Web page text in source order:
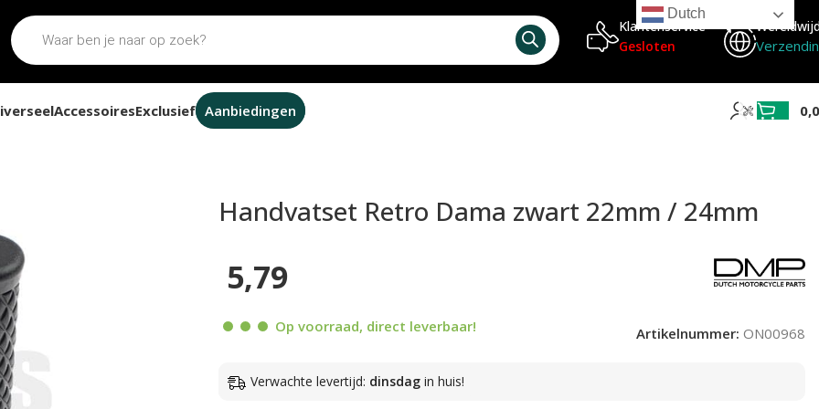
Klantenservice
Gesloten
AccessoiresExclusief Aanbiedingen
Retro Dama zwart 22mm / 24mm
Handvatset Retro Dama zwart 22mm / 24mm
5,79
Op voorraad, direct leverbaar! Artikelnummer: ON00968
Verwachte levertijd: dinsdagin huis!
Dutch